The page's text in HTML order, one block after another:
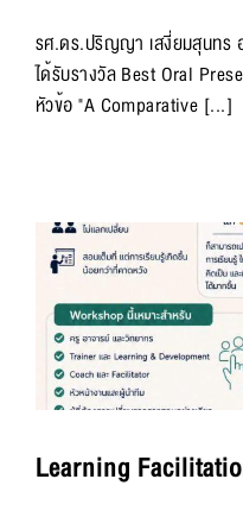
รศ.ดร.ปริญญา เสงี่ยมสุนทร
ได้รับรางวัล Best Oral
หัวข้อ "A Comparative [...]
Learning